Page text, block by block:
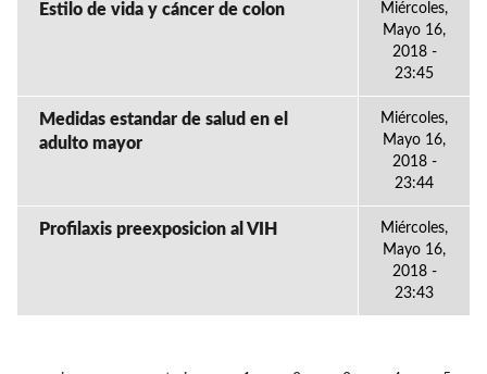
Estilo de vida y cáncer de colon
Miércoles,
Mayo 16,
2018 -
23:45
Medidas estandar de salud en el
adulto mayor
Miércoles,
Mayo 16,
2018 -
23:44
Profilaxis preexposicion al VIH
Miércoles,
Mayo 16,
2018 -
23:43